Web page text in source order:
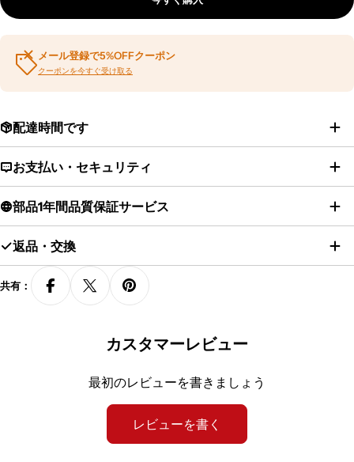
メール登録で5%OFFクーポン
クーポンを今すぐ受け取る
配達時間です
お支払い・セキュリティ
部品1年間品質保証サービス
返品・交換
共有：
カスタマーレビュー
最初のレビューを書きましょう
レビューを書く